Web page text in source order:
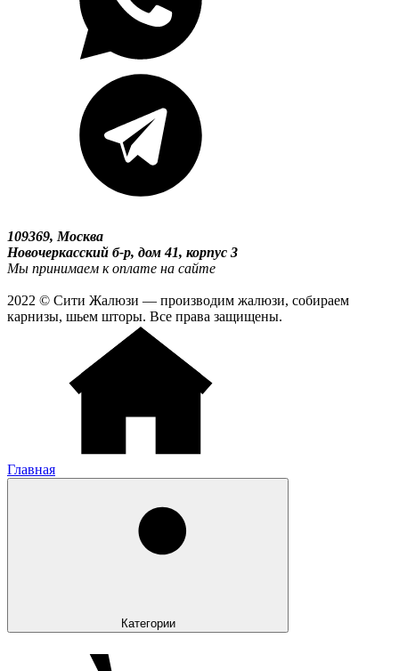
109369, Москва
Новочеркасский б-р, дом 41, корпус 3
Мы принимаем к оплате на сайте
2022 © Сити Жалюзи — производим жалюзи, собираем
карнизы, шьем шторы. Все права защищены.
Главная
Категории